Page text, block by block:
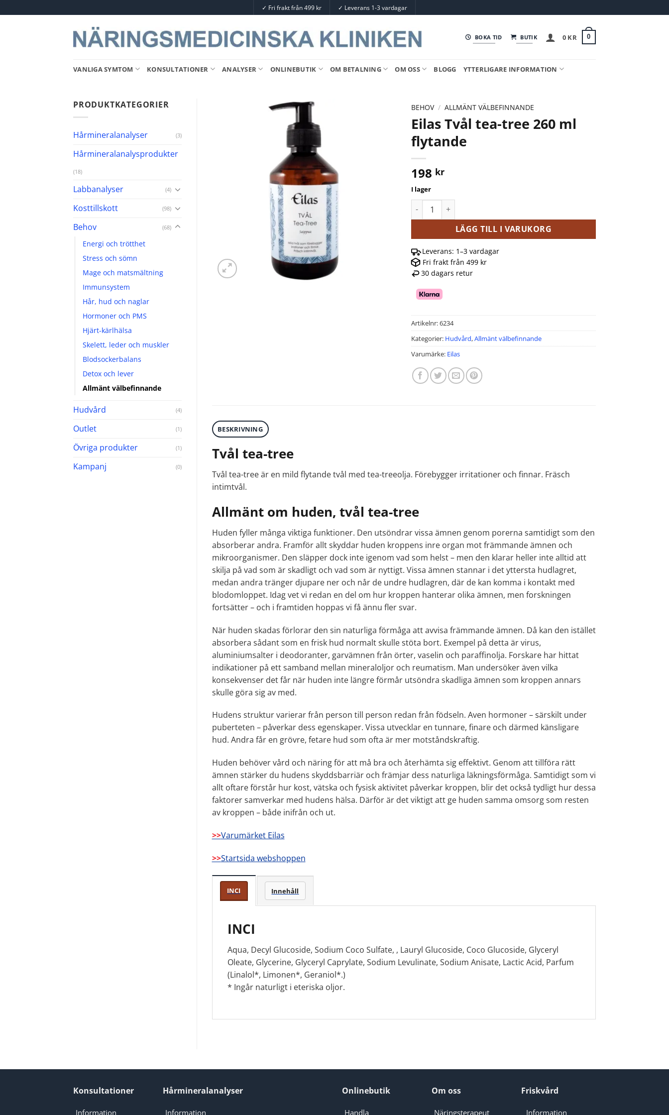
to
✓ Fri frakt från 499 kr ✓ Leverans 1-3 vardagar
BOKA TID BUTIK 0 KR 0
VANLIGA SYMTOM KONSULTATIONER ANALYSER ONLINEBUTIK OM BETALNING OM OSS BLOGG YTTERLIGARE INFORMATION
PRODUKTKATEGORIER
Hårmineralanalyser (3)
Hårmineralanalysprodukter
(18)
Labbanalyser (4)
Kosttillskott (98)
Behov (68)
Energi och trötthet
Stress och sömn
Mage och matsmältning
Immunsystem
Hår, hud och naglar
Hormoner och PMS
Hjärt-kärlhälsa
Skelett, leder och muskler
Blodsockerbalans
Detox och lever
Allmänt välbefinnande
Hudvård (4)
Outlet (1)
Övriga produkter (1)
Kampanj (0)
BEHOV / ALLMÄNT VÄLBEFINNANDE
Eilas Tvål tea-tree 260 ml
flytande
198 kr
I lager
Eilas Tvål tea-tree 260 ml flytande mängd
LÄGG TILL I VARUKORG
Leverans: 1–3 vardagar
Fri frakt från 499 kr
30 dagars retur
Artikelnr:6234
Kategorier: Hudvård,Allmänt välbefinnande
Varumärke: Eilas
BESKRIVNING
Tvål tea-tree
Tvål tea-tree är en mild flytande tvål med tea-treeolja. Förebygger irritationer och finnar. Fräsch
intimtvål.
Allmänt om huden, tvål tea-tree
Huden fyller många viktiga funktioner. Den utsöndrar vissa ämnen genom porerna samtidigt som den
absorberar andra. Framför allt skyddar huden kroppens inre organ mot främmande ämnen och
mikroorganismer. Den släpper dock inte igenom vad som helst – men den klarar heller inte alltid att
skilja på vad som är skadligt och vad som är nyttigt. Vissa ämnen stannar i det yttersta hudlagret,
medan andra tränger djupare ner och når de undre hudlagren, där de kan komma i kontakt med
blodomloppet. Idag vet vi redan en del om hur kroppen hanterar olika ämnen, men forskningen
fortsätter – och i framtiden hoppas vi få ännu fler svar.
När huden skadas förlorar den sin naturliga förmåga att avvisa främmande ämnen. Då kan den istället
absorbera sådant som en frisk hud normalt skulle stöta bort. Exempel på detta är virus,
aluminiumsalter i deodoranter, garvämnen från örter, vaselin och paraffinolja. Forskare har hittat
indikationer på ett samband mellan mineraloljor och reumatism. Man undersöker även vilka
konsekvenser det får när huden inte längre förmår utsöndra skadliga ämnen som kroppen annars
skulle göra sig av med.
Hudens struktur varierar från person till person redan från födseln. Aven hormoner – särskilt under
puberteten – påverkar dess egenskaper. Vissa utvecklar en tunnare, finare och därmed känsligare
hud. Andra får en grövre, fetare hud som ofta är mer motståndskraftig.
Huden behöver vård och näring för att må bra och återhämta sig effektivt. Genom att tillföra rätt
ämnen stärker du hudens skyddsbarriär och främjar dess naturliga läkningsförmåga. Samtidigt som vi
allt oftare förstår hur kost, vätska och fysisk aktivitet påverkar kroppen, blir det också tydligt hur dessa
faktorer samverkar med hudens hälsa. Därför är det viktigt att ge huden samma omsorg som resten
av kroppen – både inifrån och ut.
>>Varumärket Eilas
>>Startsida webshoppen
INCI Innehåll
INCI
Aqua, Decyl Glucoside, Sodium Coco Sulfate, , Lauryl Glucoside, Coco Glucoside, Glyceryl
Oleate, Glycerine, Glyceryl Caprylate, Sodium Levulinate, Sodium Anisate, Lactic Acid, Parfum
(Linalol*, Limonen*, Geraniol*.)
* Ingår naturligt i eteriska oljor.
Konsultationer
Information
Hårmineralanalyser
Information
Onlinebutik
Handla
Om oss
Näringsterapeut
Friskvård
Information